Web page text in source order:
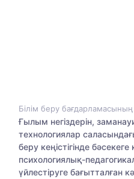
Білім беру
Ғылым негіздерін,
технологиялар
беру кеңістігінде
психологиялық-
үйлестіруге бағытталған